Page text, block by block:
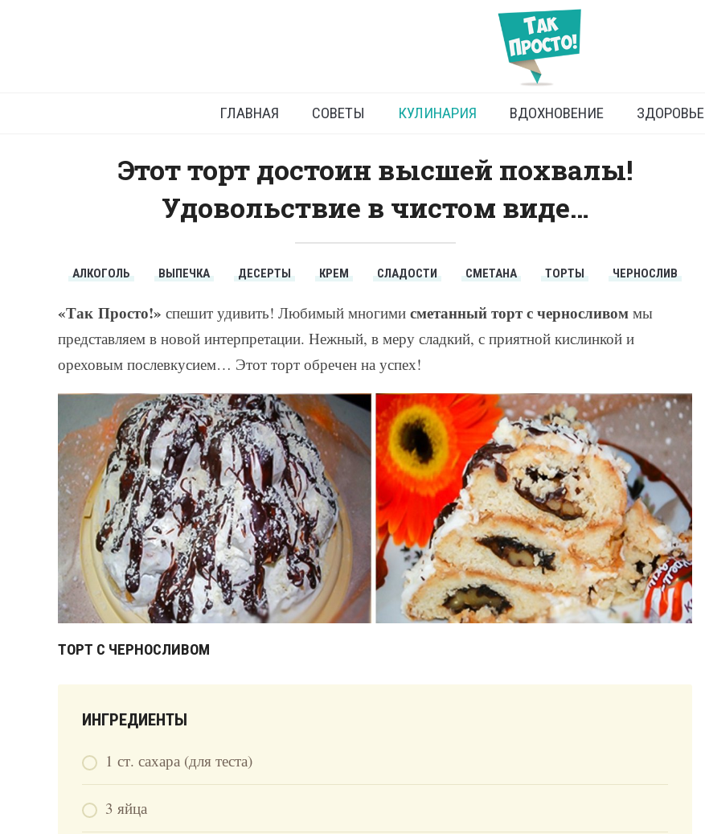
Торт с черносливом
ГЛАВНАЯ СОВЕТЫ КУЛИНАРИЯ ВДОХНОВЕНИЕ ЗДОРОВЬЕ
Этот торт достоин высшей похвалы!
Удовольствие в чистом виде…
АЛКОГОЛЬ ВЫПЕЧКА ДЕСЕРТЫ КРЕМ СЛАДОСТИ СМЕТАНА ТОРТЫ ЧЕРНОСЛИВ
«Так Просто!» спешит удивить! Любимый многими сметанный торт с черносливом мы
представляем в новой интерпретации. Нежный, в меру сладкий, с приятной кислинкой и
ореховым послевкусием… Этот торт обречен на успех!
ТОРТ С ЧЕРНОСЛИВОМ
ИНГРЕДИЕНТЫ
1 ст. сахара (для теста)
3 яйца